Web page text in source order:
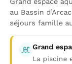
au Bassin
séjours famille
Grand
La piscine